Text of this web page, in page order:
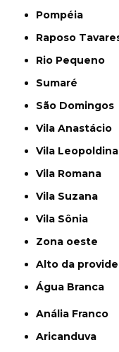
Pompéia
Raposo
Rio Pequeno
Sumaré
São Domingos
Vila Anastácio
Vila Leopoldina
Vila Romana
Vila Suzana
Vila Sônia
Zona oeste
alto da
Água Branca
Anália Franco
Aricanduva